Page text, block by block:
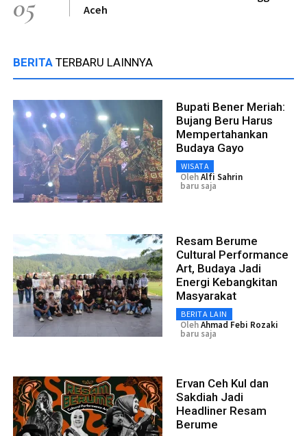
05
Aceh
BERITA TERBARU LAINNYA
Bupati Bener Meriah:
Bujang Beru Harus
Mempertahankan
Budaya Gayo
WISATA
OlehAlfi Sahrin
baru saja
Resam Berume
Cultural Performance
Art, Budaya Jadi
Energi Kebangkitan
Masyarakat
BERITA LAIN
OlehAhmad Febi Rozaki
baru saja
Ervan Ceh Kul dan
Sakdiah Jadi
Headliner Resam
Berume